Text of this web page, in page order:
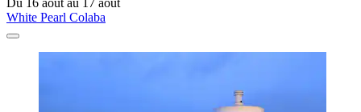
Du 16 août au 17 août
White Pearl Colaba